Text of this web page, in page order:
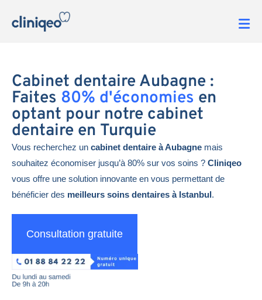
Cabinet dentaire Aubagne :
Faites 80% d'économies en
optant pour notre cabinet
dentaire en Turquie
Vous recherchez un cabinet dentaire à Aubagne mais
souhaitez économiser jusqu’à 80% sur vos soins ? Cliniqeo
vous offre une solution innovante en vous permettant de
bénéficier des meilleurs soins dentaires à Istanbul.
Consultation gratuite